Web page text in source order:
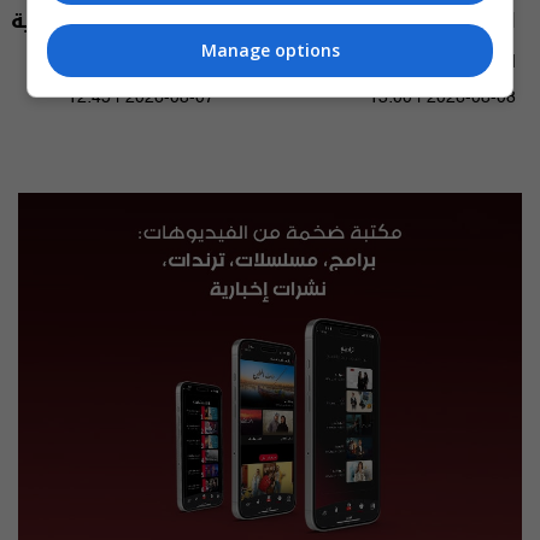
العراق في دقيقة
العراق في دقيقة 08-08-2026 | 2026
13:00 | 2026-08-08
نشرة أخبار السومرية
نشرة ٧ آب ٢٠٢٦ | 2026
12:45 | 2026-08-07
Manage options